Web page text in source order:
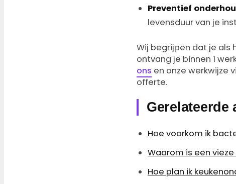
Preventief
levensduur van je
Wij begrijpen dat je als
ontvang je binnen 1
ons en onze werkwijze
offerte.
Gerelateerde
Hoe voorkom ik
Waarom is een
Hoe plan ik